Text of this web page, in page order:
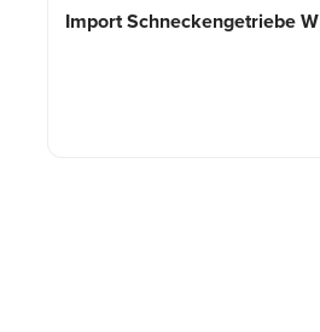
Import Schneckengetriebe W